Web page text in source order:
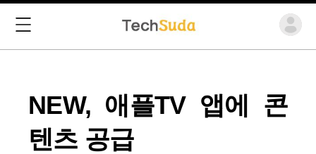
NEW, 애플TV 앱에 콘
텐츠 공급